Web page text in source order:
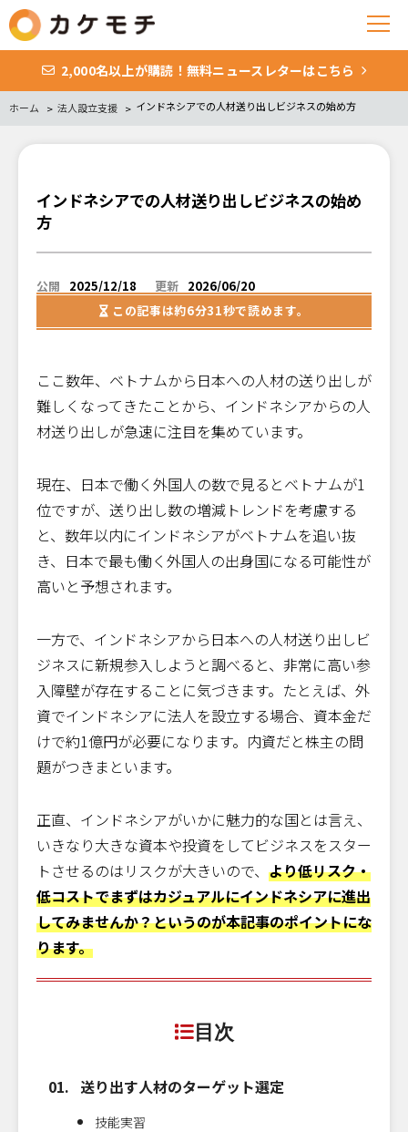
2,000名以上が購読！無料ニュースレターはこちら
ホーム 法人設立支援 インドネシアでの人材送り出しビジネスの始め方
インドネシアでの人材送り出しビジネスの始め
方
公開 2025/12/18 更新 2026/06/20
この記事は約6分31秒で読めます。
ここ数年、ベトナムから日本への人材の送り出しが
難しくなってきたことから、インドネシアからの人
材送り出しが急速に注目を集めています。
現在、日本で働く外国人の数で見るとベトナムが1
位ですが、送り出し数の増減トレンドを考慮する
と、数年以内にインドネシアがベトナムを追い抜
き、日本で最も働く外国人の出身国になる可能性が
高いと予想されます。
一方で、インドネシアから日本への人材送り出しビ
ジネスに新規参入しようと調べると、非常に高い参
入障壁が存在することに気づきます。たとえば、外
資でインドネシアに法人を設立する場合、資本金だ
けで約1億円が必要になります。内資だと株主の問
題がつきまといます。
正直、インドネシアがいかに魅力的な国とは言え、
いきなり大きな資本や投資をしてビジネスをスター
トさせるのはリスクが大きいので、 より低リスク・
低コストでまずはカジュアルにインドネシアに進出
してみませんか？というのが本記事のポイントにな
ります。
目次
送り出す人材のターゲット選定
技能実習